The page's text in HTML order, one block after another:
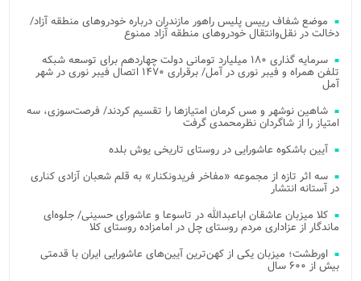
موضع شفاف رییس پلیس راهور مازندران درباره خودروهای منطقه آزاد/
دخالت در نقل‌وانتقال خودروهای منطقه آزاد ممنوع
سرمایه گذاری ۱۸۰ میلیارد تومانی دولت چهاردهم برای توسعه شبکه
تلفن همراه و فیبر نوری در آمل/ برقراری ۱۴۷۰ اتصال فیبر نوری در شهر
آمل
شاهین نوشهر و مس کرمان امتیازها را تقسیم کردند/ فرصت‌سوزی، سه
امتیاز را از شاگردان نظرمحمدی گرفت
آیین باشکوه عاشورایی در روستای تاریخی یوش بلده
سه اثر تازه از مجموعه «مفاخر فریدونکنار» به قلم شعبان آزادی کناری
در آستانه انتشار
کلا میزبان عاشقان اباعبدالله در تاسوعا و عاشورای حسینی/ جلوه‌ای
ماندگار از عزاداری مردم روستای چل در امامزاده روستای کلا
اورطشت؛ میزبان یکی از کهن‌ترین آیین‌های عاشورایی ایران با قدمتی
بیش از ۶۰۰ سال